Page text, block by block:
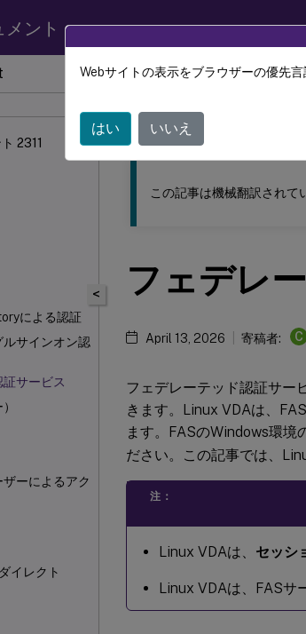
ント
2311
による認証
ルサインオン認
サービス
ーによるアク
イレクト
このコンテンツは動的に機械翻訳さ
リナックス バーチャル デリ
<
この記事は機械翻訳されて
フェデレ
April 13, 2026 寄稿者: C
フェデレーテッド認証サー
きます。Linux VDAは、
ます。FASのWindows環境
ださい。この記事では、
注：
Linux VDAは、 セッシ
Linux VDAは、FASサ
Webサイトの表示をブラウザーの優先
はい いいえ